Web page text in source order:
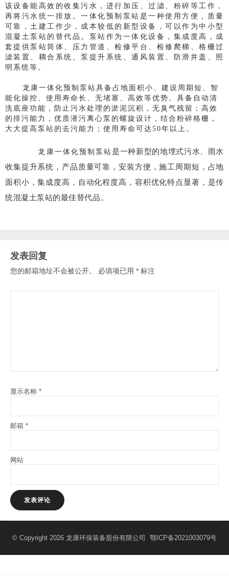
该设备能高效的收集污水，进行加压、过滤、粉碎等工作，
再将污水统一排放。一体化预制泵站 是一种使用方便，质量
可靠，土建工作少，成本较低的新型设备，可以作为中小型
混凝土泵站的替代品。 泵站 作为一体化设备， 集成 度高， 成
套提供泵站筒体、压力管道、检修平台、检修爬梯、格栅过
滤装置、耦合系统、泵提升系统、通风装置、防滑井盖、照
明系统等。
龙康一体化预制泵站具备占地面积小、建设周期短、智
能化操控、使用寿命长、无堵塞、高效等优势。 具备自动清
洗底座功能，防止污水处理的淤泥沉积，无臭气残留； 高效
的排污能力，优质潜污离心泵的螺旋设计，结合粉碎格栅，
大大提高泵站的去污能力；使用寿命可达50年以上。
龙康一体化预制泵站 是一种新型的地埋式污水、雨水
收集提升系统，产品质量可靠，安装方便，施工周期短，占地
面积小，集成度高，自动化程度高，容积优化特点显著，是传
统混凝土泵站的最佳替代品。
发表回复
您的邮箱地址不会被公开。 必填项已用 * 标注
显示名称 *
邮箱 *
网站
© Copyright 2026 龙康环保装备股份有限公司 鄂ICP备2021003079号